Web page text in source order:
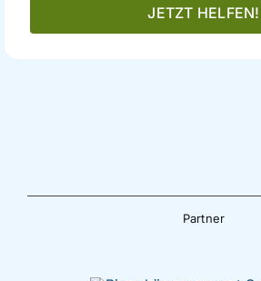
JETZT HELFEN!
Partner